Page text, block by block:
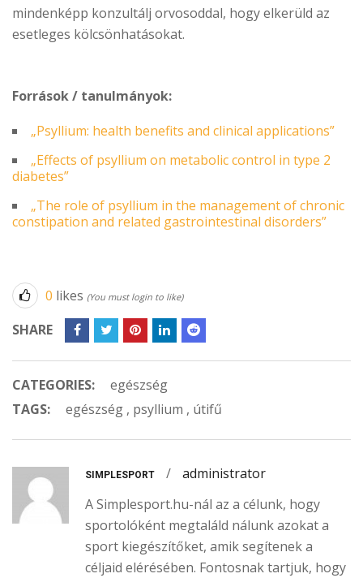
mindenképp konzultálj orvosoddal, hogy elkerüld az
esetleges kölcsönhatásokat.
Források / tanulmányok:
„Psyllium: health benefits and clinical applications”
„Effects of psyllium on metabolic control in type 2
diabetes”
„The role of psyllium in the management of chronic
constipation and related gastrointestinal disorders”
0 likes (You must login to like)
SHARE
CATEGORIES:
egészség
TAGS:
egészség , psyllium , útifű
SIMPLESPORT /
administrator
A Simplesport.hu-nál az a célunk, hogy
sportolóként megtaláld nálunk azokat a
sport kiegészítőket, amik segítenek a
céljaid elérésében. Fontosnak tartjuk, hogy